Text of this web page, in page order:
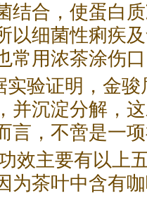
结合，使蛋白
以细菌性痢疾
常用浓茶涂伤
验证明，金骏
并沉淀分解，
言，不啻是一
主要有以上五
为茶叶中含有